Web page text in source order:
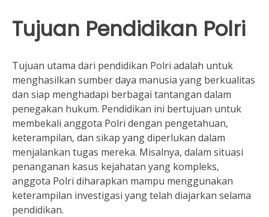
Tujuan Pendidikan Polri
Tujuan utama dari pendidikan Polri adalah untuk
menghasilkan sumber daya manusia yang berkualitas
dan siap menghadapi berbagai tantangan dalam
penegakan hukum. Pendidikan ini bertujuan untuk
membekali anggota Polri dengan pengetahuan,
keterampilan, dan sikap yang diperlukan dalam
menjalankan tugas mereka. Misalnya, dalam situasi
penanganan kasus kejahatan yang kompleks,
anggota Polri diharapkan mampu menggunakan
keterampilan investigasi yang telah diajarkan selama
pendidikan.